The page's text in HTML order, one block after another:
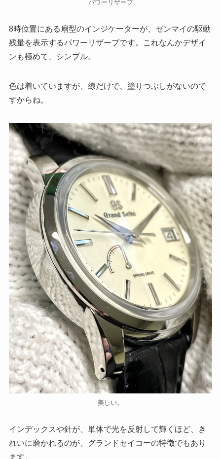
パワーリザーブ
8時位置にある扇型のインジケーターが、ゼンマイの駆動
残量を表示するパワーリザーブです。これなんかデザイ
ンも極めて、シンプル。
色は着いていますが、線だけで、塗りつぶしがないので
すからね。
美しい。
インデックスや針が、単体で光を反射して輝くほど、き
れいに磨かれるのが、グランドセイコーの特徴でもあり
ます。